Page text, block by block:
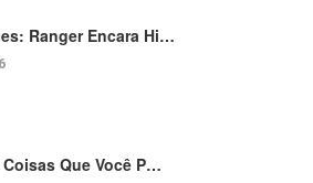
Ranger Encara Hi…
Que Você P…